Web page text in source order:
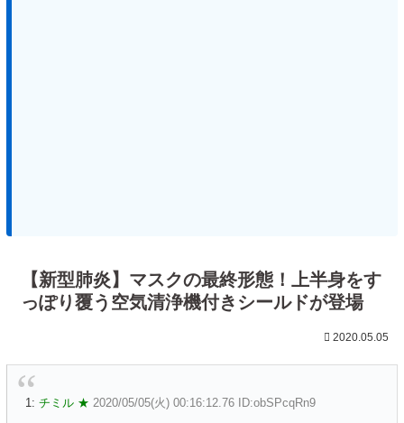
【新型肺炎】マスクの最終形態！上半身をす
っぽり覆う空気清浄機付きシールドが登場
2020.05.05
1: チミル ★ 2020/05/05(火) 00:16:12.76 ID:obSPcqRn9